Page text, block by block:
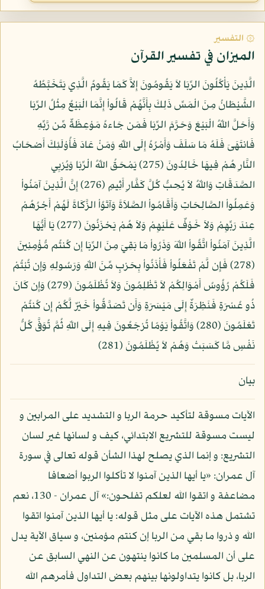
۞ التفسير
الميزان في تفسير القرآن
الَّذِينَ يَأْكُلُونَ الرِّبَا لاَ يَقُومُونَ إِلاَّ كَمَا يَقُومُ الَّذِي يَتَخَبَّطُهُ
الشَّيْطَانُ مِنَ الْمَسِّ ذَلِكَ بِأَنَّهُمْ قَالُواْ إِنَّمَا الْبَيْعُ مِثْلُ الرِّبَا
وَأَحَلَّ اللّهُ الْبَيْعَ وَحَرَّمَ الرِّبَا فَمَن جَاءهُ مَوْعِظَةٌ مِّن رَّبِّهِ
فَانتَهَىَ فَلَهُ مَا سَلَفَ وَأَمْرُهُ إِلَى اللّهِ وَمَنْ عَادَ فَأُوْلَئِكَ أَصْحَابُ
النَّارِ هُمْ فِيهَا خَالِدُونَ (275) يَمْحَقُ اللّهُ الْرِّبَا وَيُرْبِي
الصَّدَقَاتِ وَاللّهُ لاَ يُحِبُّ كُلَّ كَفَّارٍ أَثِيمٍ (276) إِنَّ الَّذِينَ آمَنُواْ
وَعَمِلُواْ الصَّالِحَاتِ وَأَقَامُواْ الصَّلاَةَ وَآتَوُاْ الزَّكَاةَ لَهُمْ أَجْرُهُمْ
عِندَ رَبِّهِمْ وَلاَ خَوْفٌ عَلَيْهِمْ وَلاَ هُمْ يَحْزَنُونَ (277) يَا أَيُّهَا
الَّذِينَ آمَنُواْ اتَّقُواْ اللّهَ وَذَرُواْ مَا بَقِيَ مِنَ الرِّبَا إِن كُنتُم مُّؤْمِنِينَ
(278) فَإِن لَّمْ تَفْعَلُواْ فَأْذَنُواْ بِحَرْبٍ مِّنَ اللّهِ وَرَسُولِهِ وَإِن تُبْتُمْ
فَلَكُمْ رُؤُوسُ أَمْوَالِكُمْ لاَ تَظْلِمُونَ وَلاَ تُظْلَمُونَ (279) وَإِن كَانَ
ذُو عُسْرَةٍ فَنَظِرَةٌ إِلَى مَيْسَرَةٍ وَأَن تَصَدَّقُواْ خَيْرٌ لَّكُمْ إِن كُنتُمْ
تَعْلَمُونَ (280) وَاتَّقُواْ يَوْمًا تُرْجَعُونَ فِيهِ إِلَى اللّهِ ثُمَّ تُوَفَّى كُلُّ
نَفْسٍ مَّا كَسَبَتْ وَهُمْ لاَ يُظْلَمُونَ (281)
بيان
الآيات مسوقة لتأكيد حرمة الربا و التشديد على المرابين و
ليست مسوقة للتشريع الابتدائي، كيف و لسانها غير لسان
التشريع: و إنما الذي يصلح لهذا الشأن قوله تعالى في سورة
آل عمران: «يا أيها الذين آمنوا لا تأكلوا الربوا أضعافا
مضاعفة و اتقوا الله لعلكم تفلحون:» آل عمران - 130، نعم
تشتمل هذه الآيات على مثل قوله: يا أيها الذين آمنوا اتقوا
الله و ذروا ما بقي من الربا إن كنتم مؤمنين، و سياق الآية يدل
على أن المسلمين ما كانوا ينتهون عن النهي السابق عن
الربا، بل كانوا يتداولونها بينهم بعض التداول فأمرهم الله